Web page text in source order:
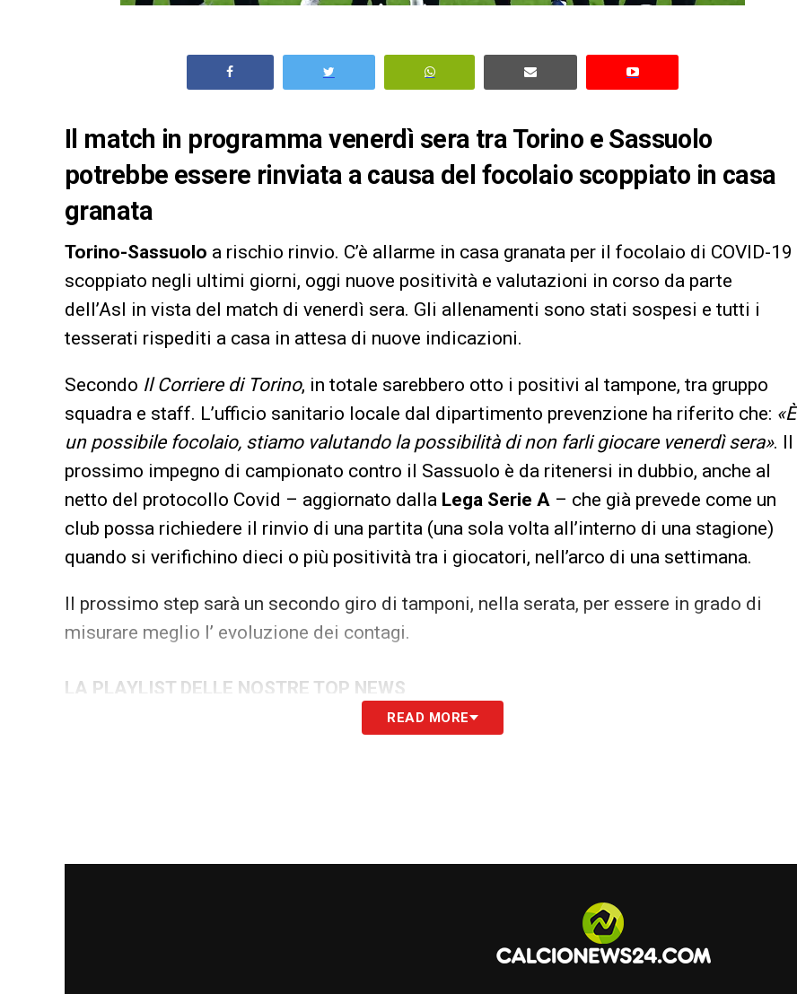
Il match in programma venerdì sera tra Torino e Sassuolo
potrebbe essere rinviata a causa del focolaio scoppiato in casa
granata
Torino-Sassuolo a rischio rinvio. C’è allarme in casa granata per il focolaio di COVID-19
scoppiato negli ultimi giorni, oggi nuove positività e valutazioni in corso da parte
dell’Asl in vista del match di venerdì sera. Gli allenamenti sono stati sospesi e tutti i
tesserati rispediti a casa in attesa di nuove indicazioni.
Secondo Il Corriere di Torino, in totale sarebbero otto i positivi al tampone, tra gruppo
squadra e staff. L’ufficio sanitario locale dal dipartimento prevenzione ha riferito che: «È
un possibile focolaio, stiamo valutando la possibilità di non farli giocare venerdì sera». Il
prossimo impegno di campionato contro il Sassuolo è da ritenersi in dubbio, anche al
netto del protocollo Covid – aggiornato dalla Lega Serie A – che già prevede come un
club possa richiedere il rinvio di una partita (una sola volta all’interno di una stagione)
quando si verifichino dieci o più positività tra i giocatori, nell’arco di una settimana.
Il prossimo step sarà un secondo giro di tamponi, nella serata, per essere in grado di
misurare meglio l’ evoluzione dei contagi.
LA PLAYLIST DELLE NOSTRE TOP NEWS
READ MORE